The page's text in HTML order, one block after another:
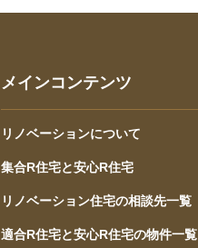
メインコンテンツ
リノベーションについて
集合R住宅と安心R住宅
リノベーション住宅の相談先一覧
適合R住宅と安心R住宅の物件一覧